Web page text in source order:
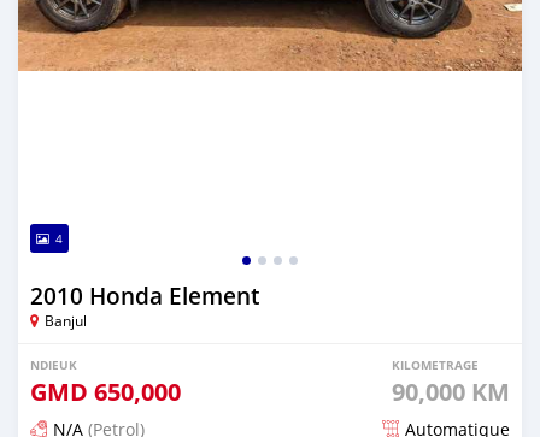
4
2010 Honda Element
Banjul
NDIEUK
GMD 650,000
KILOMETRAGE
90,000 KM
N/A (Petrol) Automatique